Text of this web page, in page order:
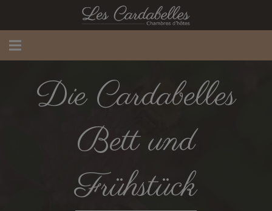
Die Cardabelles
Bett und
Frühstück